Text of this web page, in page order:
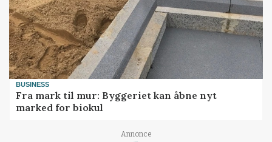
BUSINESS
Fra mark til mur: Byggeriet kan åbne nyt
marked for biokul
Annonce